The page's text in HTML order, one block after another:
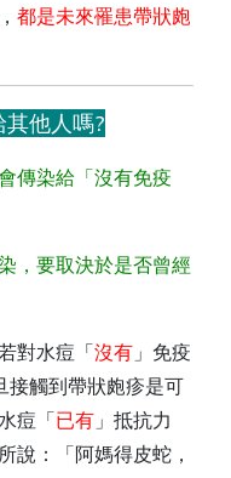
都是未來罹患帶狀皰
他人嗎?
傳染給「沒有免疫
，要取決於是否曾經
對水痘「沒有 」免疫
接觸到帶狀皰疹是可
痘「已有 」抵抗力
說：「阿媽得皮蛇，